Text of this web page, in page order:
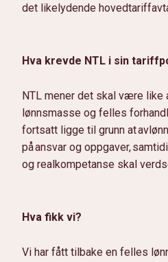
det likelydende
Hva krevde NTL i sin
NTL mener det skal være like
lønnsmasse og felles
fortsatt ligge til grunn at
på ansvar og oppgaver,
og realkompetanse skal
Hva fikk vi?
Vi har fått tilbake en felles